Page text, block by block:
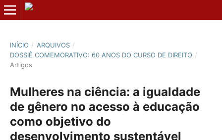
INÍCIO / ARQUIVOS /
DOSSIÊ COMEMORATIVO: 60 ANOS DO CURSO DE DIREITO /
Artigos
Mulheres na ciência: a igualdade
de gênero no acesso à educação
como objetivo do
desenvolvimento sustentável